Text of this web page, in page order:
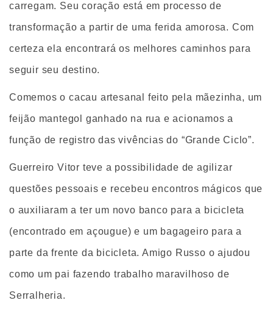
carregam. Seu coração está em processo de
transformação a partir de uma ferida amorosa. Com
certeza ela encontrará os melhores caminhos para
seguir seu destino.
Comemos o cacau artesanal feito pela mãezinha, um
feijão mantegol ganhado na rua e acionamos a
função de registro das vivências do “Grande Ciclo”.
Guerreiro Vitor teve a possibilidade de agilizar
questões pessoais e recebeu encontros mágicos que
o auxiliaram a ter um novo banco para a bicicleta
(encontrado em açougue) e um bagageiro para a
parte da frente da bicicleta. Amigo Russo o ajudou
como um pai fazendo trabalho maravilhoso de
Serralheria.